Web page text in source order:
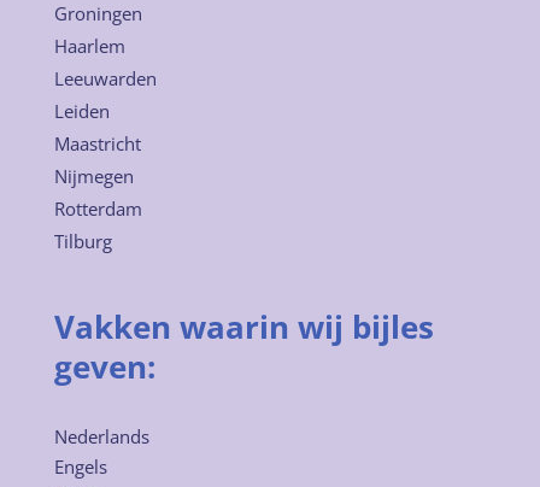
Groningen
Haarlem
Leeuwarden
Leiden
Maastricht
Nijmegen
Rotterdam
Tilburg
Vakken waarin wij bijles
geven:
Nederlands
Engels